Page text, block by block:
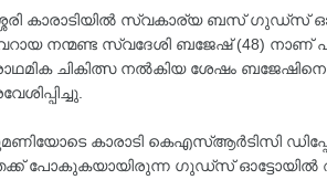
കാരാടിയിൽ സ്വകാര്യ ബസ് ഗുഡ്സ്
നന്മണ്ട സ്വദേശി ബജേഷ് (48) നാണ്
ചികിത്സ നൽകിയ ശേഷം
കാരാടി കെഎസ്ആർടിസി
പോകുകയായിരുന്ന ഗുഡ്സ് ഓട്ടോയിൽ